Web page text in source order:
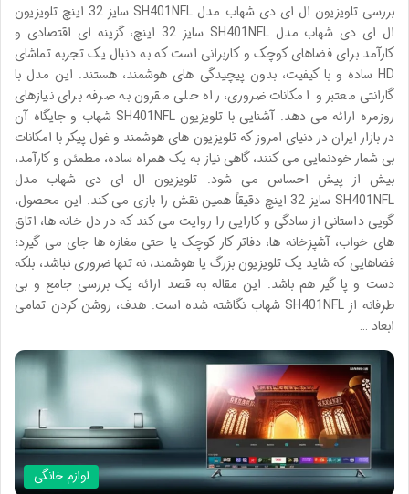
بررسی تلویزیون ال ای دی شهاب مدل SH401NFL سایز 32 اینچ تلویزیون
ال ای دی شهاب مدل SH401NFL سایز 32 اینچ، گزینه ای اقتصادی و
کارآمد برای فضاهای کوچک و کاربرانی است که به دنبال یک تجربه تماشای
HD ساده و با کیفیت، بدون پیچیدگی های هوشمند، هستند. این مدل با
گارانتی معتبر و امکانات ضروری، راه حلی مقرون به صرفه برای نیازهای
روزمره ارائه می دهد. آشنایی با تلویزیون SH401NFL شهاب و جایگاه آن
در بازار ایران در دنیای امروز که تلویزیون های هوشمند و غول پیکر با امکانات
بی شمار خودنمایی می کنند، گاهی نیاز به یک همراه ساده، مطمئن و کارآمد،
بیش از پیش احساس می شود. تلویزیون ال ای دی شهاب مدل
SH401NFL سایز 32 اینچ دقیقاً همین نقش را بازی می کند. این محصول،
گویی داستانی از سادگی و کارایی را روایت می کند که در دل خانه ها، اتاق
های خواب، آشپزخانه ها، دفاتر کار کوچک یا حتی مغازه ها جای می گیرد؛
فضاهایی که شاید یک تلویزیون بزرگ یا هوشمند، نه تنها ضروری نباشد، بلکه
دست و پا گیر هم باشد. این مقاله به قصد ارائه یک بررسی جامع و بی
طرفانه از SH401NFL شهاب نگاشته شده است. هدف، روشن کردن تمامی
ابعاد …
لوازم خانگی